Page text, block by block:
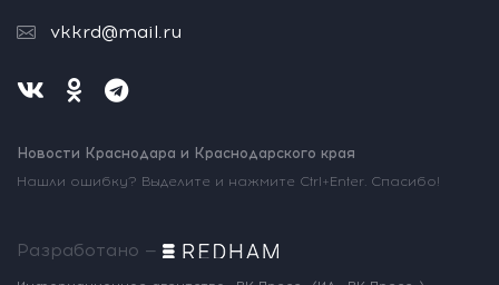
vkkrd@mail.ru
Новости Краснодара и Краснодарского края
Нашли ошибку? Выделите и нажмите Ctrl+Enter. Спасибо!
Разработано —